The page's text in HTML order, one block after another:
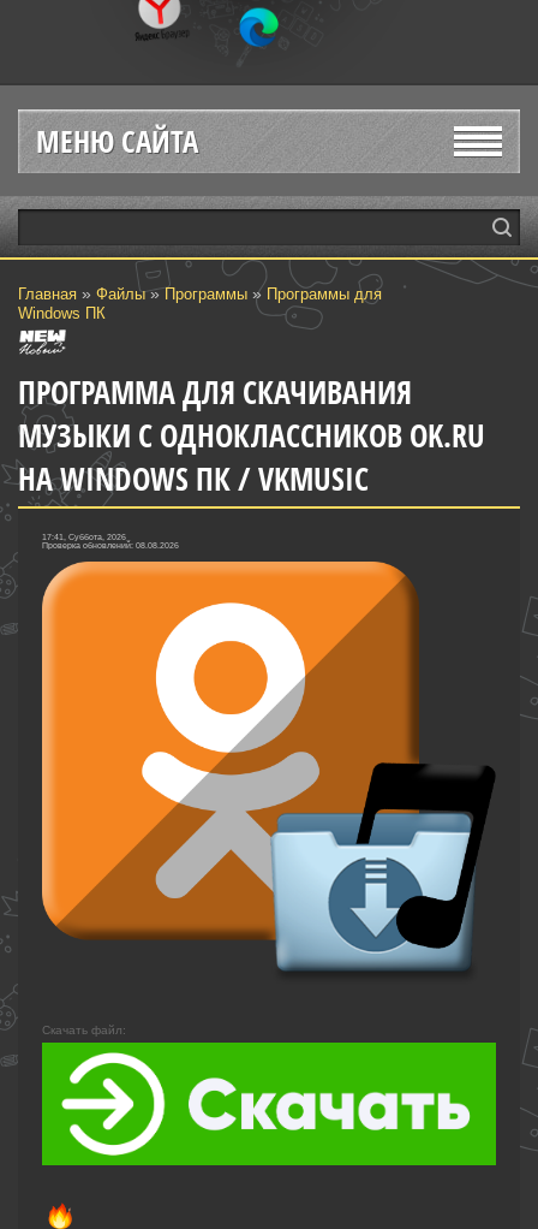
МЕНЮ САЙТА
Главная » Файлы»Программы » Программы для
Windows ПК
ПРОГРАММА ДЛЯ СКАЧИВАНИЯ
МУЗЫКИ С ОДНОКЛАССНИКОВ OK.RU
НА WINDOWS ПК / VKMUSIC
17:41, Суббота, 2026
Проверка обновлений: 08.08.2026
Скачать файл: